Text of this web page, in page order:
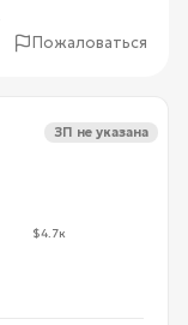
Пожаловаться
ЗП не указана
$4.7к